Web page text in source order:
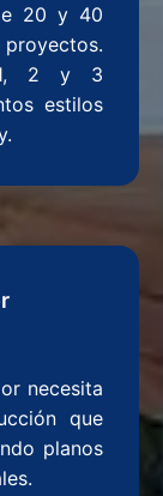
20 y 40
1, 2 y 3
estilos
necesita
que
planos